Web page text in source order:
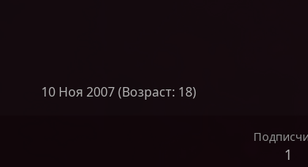
10 Ноя 2007 (Возраст: 18)
1